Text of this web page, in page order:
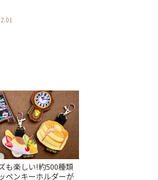
も楽しい!約500種類
ペンキーホルダーが